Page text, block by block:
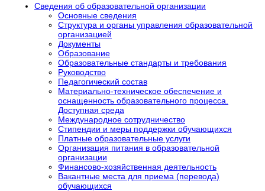
Сведения об образовательной организации
Основные сведения
Структура и органы управления образовательной
организацией
Документы
Образование
Образовательные стандарты и требования
Руководство
Педагогический состав
Материально-техническое обеспечение и
оснащенность образовательного процесса.
Доступная среда
Международное сотрудничество
Стипендии и меры поддержки обучающихся
Платные образовательные услуги
Организация питания в образовательной
организации
Финансово-хозяйственная деятельность
Вакантные места для приема (перевода)
обучающихся